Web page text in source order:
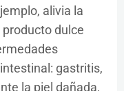
alivia la
dulce
gastritis,
la piel dañada,